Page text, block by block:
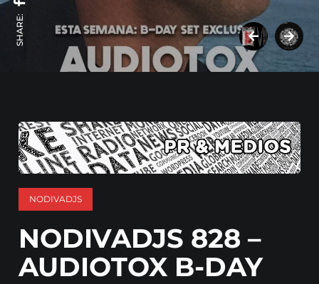
SHARE:
NODIVADJS
NODIVADJS 828 –
AUDIOTOX B-DAY